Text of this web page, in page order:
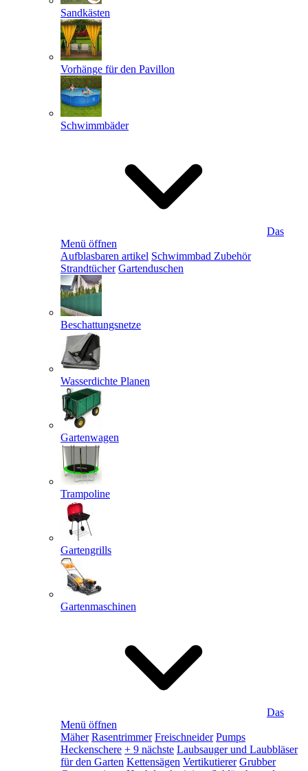
Sandkästen
Vorhänge für den Pavillon
Schwimmbäder
Das
Menü öffnen
Aufblasbaren artikel Schwimmbad Zubehör
Strandtücher Gartenduschen
Beschattungsnetze
Wasserdichte Planen
Gartenwagen
Trampoline
Gartengrills
Gartenmaschinen
Das
Menü öffnen
Mäher Rasentrimmer Freischneider Pumps
Heckenschere + 9 nächste Laubsauger und Laubbläser
für den Garten Kettensägen Vertikutierer Grubber